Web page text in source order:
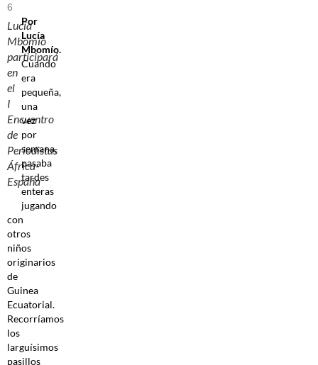
6
Lucía
Mbomío
participará
en
el
I
Encuentro
de
Periodistas
África-
España
Por
Lucía
Mbomío.
Cuando
era
pequeña,
una
vez
por
semana,
pasaba
tardes
enteras
jugando
con
otros
niños
originarios
de
Guinea
Ecuatorial.
Recorríamos
los
larguísimos
pasillos